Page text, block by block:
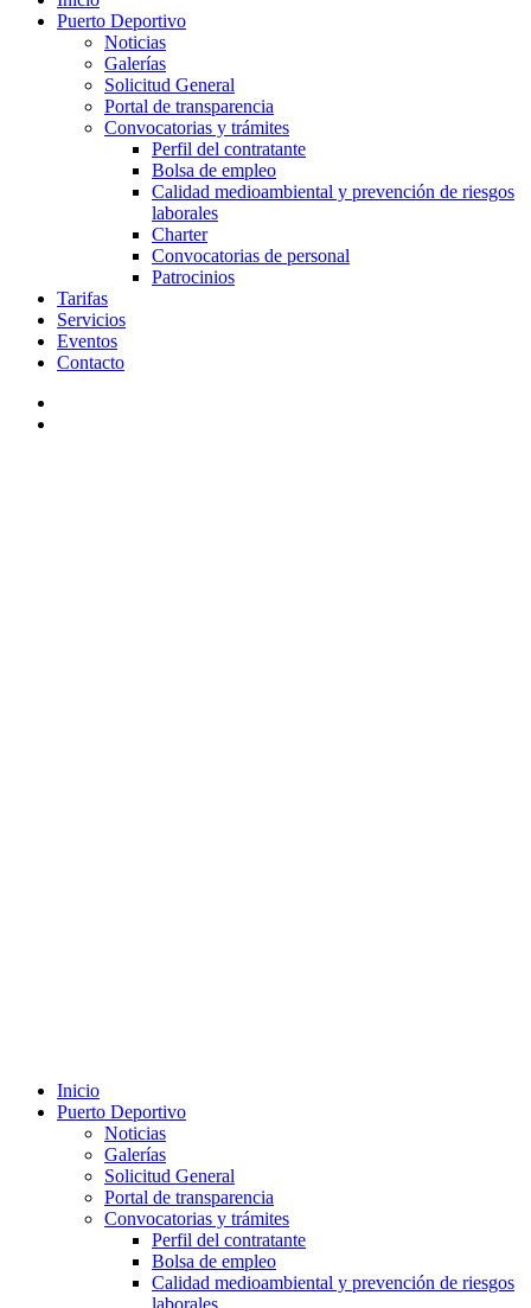
Puerto Deportivo
Noticias
Galerías
Solicitud General
Portal de transparencia
Convocatorias y trámites
Perfil del contratante
Bolsa de empleo
Calidad medioambiental y prevención de riesgos
laborales
Charter
Convocatorias de personal
Patrocinios
Tarifas
Servicios
Eventos
Contacto
Inicio
Puerto Deportivo
Noticias
Galerías
Solicitud General
Portal de transparencia
Convocatorias y trámites
Perfil del contratante
Bolsa de empleo
Calidad medioambiental y prevención de riesgos
laborales